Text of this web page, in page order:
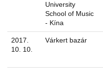
University
School of Music
- Kína
2017.
10. 10.
Várkert bazár